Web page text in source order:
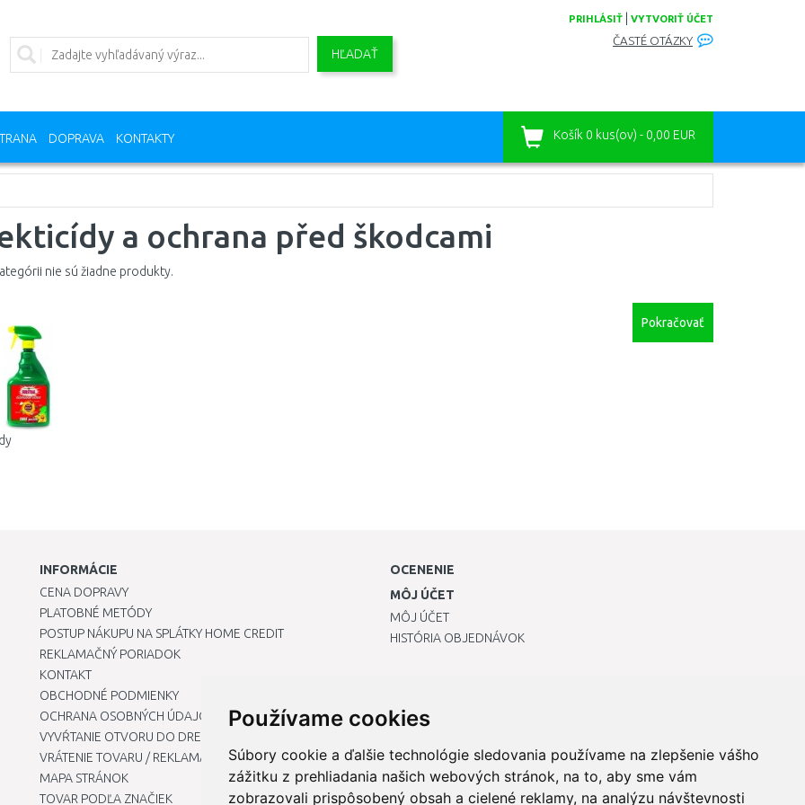
Používame cookies
Súbory cookie a ďalšie technológie sledovania používame na zlepšenie vášho
zážitku z prehliadania našich webových stránok, na to, aby sme vám
zobrazovali prispôsobený obsah a cielené reklamy, na analýzu návštevnosti
PRIHLÁSIŤ VYTVORIŤ ÚČET
ČASTÉ OTÁZKY
HĽADAŤ
DOPRAVA KONTAKTY Košík 0 kus(ov) - 0,00 EUR
a ochrana před škodcami
nie sú žiadne produkty.
Pokračovať
INFORMÁCIE
CENA DOPRAVY
PLATOBNÉ METÓDY
POSTUP NÁKUPU NA SPLÁTKY HOME CREDIT
REKLAMAČNÝ PORIADOK
KONTAKT
OBCHODNÉ PODMIENKY
OCHRANA OSOBNÝCH ÚDAJOV
VYVŔTANIE OTVORU DO DREZU PRE KUCHYNSKÚ BATÉRIU
VRÁTENIE TOVARU / REKLAMÁCIE
MAPA STRÁNOK
TOVAR PODĽA ZNAČIEK
OCENENIE
MÔJ ÚČET
MÔJ ÚČET
HISTÓRIA OBJEDNÁVOK